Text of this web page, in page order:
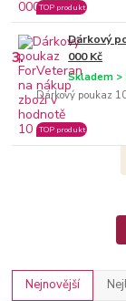
TOP produkt
3.
Dárkový
000 Kč
Dárkový poukaz
Skladem >
TOP produkt
Nejnovější